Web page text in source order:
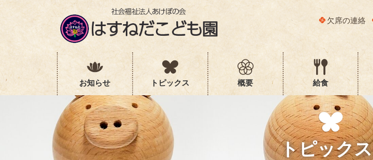
コ
へ
ッ
ナ
ョ
移
欠席の連絡
お知らせ トピックス 概要 給食
トピックス